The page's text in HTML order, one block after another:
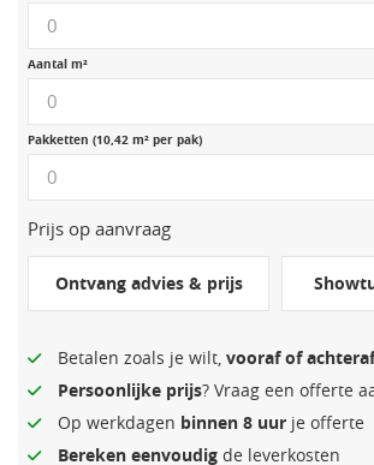
Aantal m²
Pakketten (10,42 m² per pak)
Prijs op aanvraag
Ontvang advies & prijs
Betalen zoals je wilt, vooraf of achteraf
Persoonlijke prijs? Vraag een offerte
Op werkdagen binnen 8 uur je offerte
Bereken eenvoudig de leverkosten